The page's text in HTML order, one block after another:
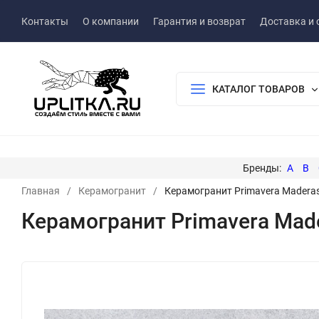
Контакты О компании Гарантия и возврат Доставка и
КАТАЛОГ ТОВАРОВ
A B
Главная
/ Керамогранит / Керамогранит Primavera
Керамогранит Primavera